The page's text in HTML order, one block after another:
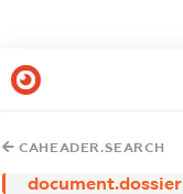
CAHEADER.SEARCH
document.dossier